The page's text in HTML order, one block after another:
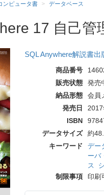
ンピュータ書 データベース
17 自己管
SQL Anywhere解説書
商品番号
販売状態
発売
納品形態
会員
発売日
ISBN
データサイズ
約
キーワード
デー
ーバ
ス
制限事項
印刷